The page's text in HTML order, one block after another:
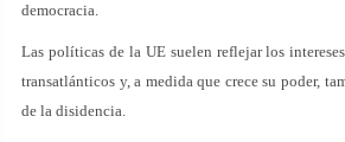
democracia.
Las políticas de la UE suelen reflejar los
transatlánticos y, a medida que crece su poder,
de la disidencia.